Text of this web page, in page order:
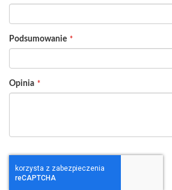
Podsumowanie
Opinia